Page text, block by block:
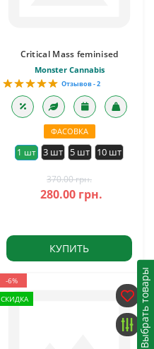
Выбрать товары
Critical Mass feminised
Monster Cannabis
Отзывов - 2
ФАСОВКА
1 шт 3 шт 5 шт 10 шт
370.00 грн.
280.00 грн.
КУПИТЬ
-6%
СКИДКА